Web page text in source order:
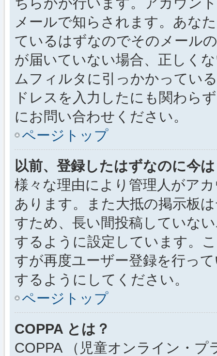
メールで知らされます。あな
ているはずなのでそのメール
が届いていない場合、正しく
ムフィルタに引っかかってい
ドレスを入力したにも関わら
にお問い合わせください。
ページトップ
以前、登録したはずなのに今
様々な理由により管理人がア
あります。また大抵の掲示板
すため、長い間投稿していな
するように設定しています。
すが再度ユーザー登録を行っ
するようにしてください。
ページトップ
COPPA とは？
COPPA （児童オンライン・